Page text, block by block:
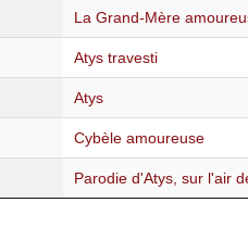
La Grand-Mère
Atys travesti
Atys
Cybèle amoureuse
Parodie d'Atys, sur l'air